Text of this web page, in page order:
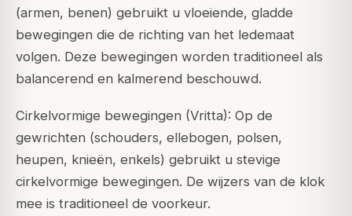
(armen, benen) gebruikt u vloeiende, gladde
bewegingen die de richting van het ledemaat
volgen. Deze bewegingen worden traditioneel als
balancerend en kalmerend beschouwd.
Cirkelvormige bewegingen (Vritta): Op de
gewrichten (schouders, ellebogen, polsen,
heupen, knieën, enkels) gebruikt u stevige
cirkelvormige bewegingen. De wijzers van de klok
mee is traditioneel de voorkeur.